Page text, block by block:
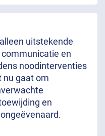
uitstekende
en
noodinterventies
nu gaat om
en